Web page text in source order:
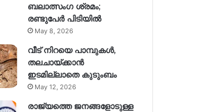
ബലാത്സംഗ​ ശ്രമം;
രണ്ടുപേർ പിടിയിൽ
May 8, 2026
വീട് നിറയെ പാമ്പുകൾ,
തലചായ്ക്കാൻ
ഇടമില്ലാതെ കുടുംബം
May 12, 2026
രാജ്യത്തെ ജനങ്ങളോടുള്ള